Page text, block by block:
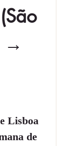
→
Lisboa
de